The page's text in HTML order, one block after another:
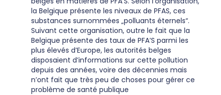
la Belgique présente les niveaux de PFAS, ces
substances surnommées „polluants éternels“.
Suivant cette organisation, outre le fait que la
Belgique présente des taux de PFA’S parmi les
plus élevés d’Europe, les autorités belges
disposaient d’informations sur cette pollution
depuis des années, voire des décennies mais
n’ont fait que très peu de choses pour gérer ce
problème de santé publique